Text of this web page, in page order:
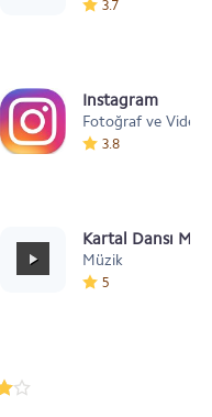
3.7
Instagram
Fotoğraf ve Video
3.8
Kartal Dansı
Müzik
5